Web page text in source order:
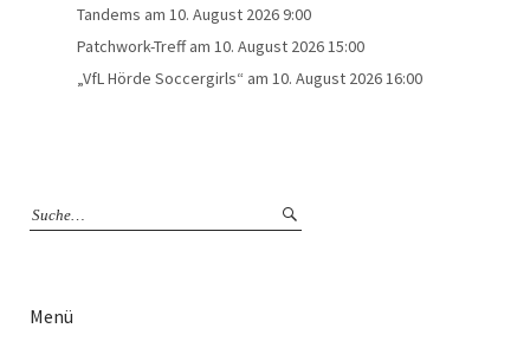
Tandems am 10. August 2026 9:00
Patchwork-Treffam 10. August 2026 15:00
„VfL Hörde Soccergirls“ am 10. August 2026 16:00
Menü